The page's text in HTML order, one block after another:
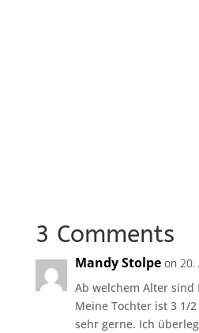
3 Comments
Mandy Stolpe on 20.
Ab welchem Alter sind
Meine Tochter ist 3 1/
sehr gerne. Ich